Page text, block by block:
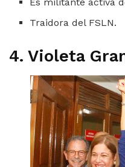
Traidora del FSLN.
4. Violeta